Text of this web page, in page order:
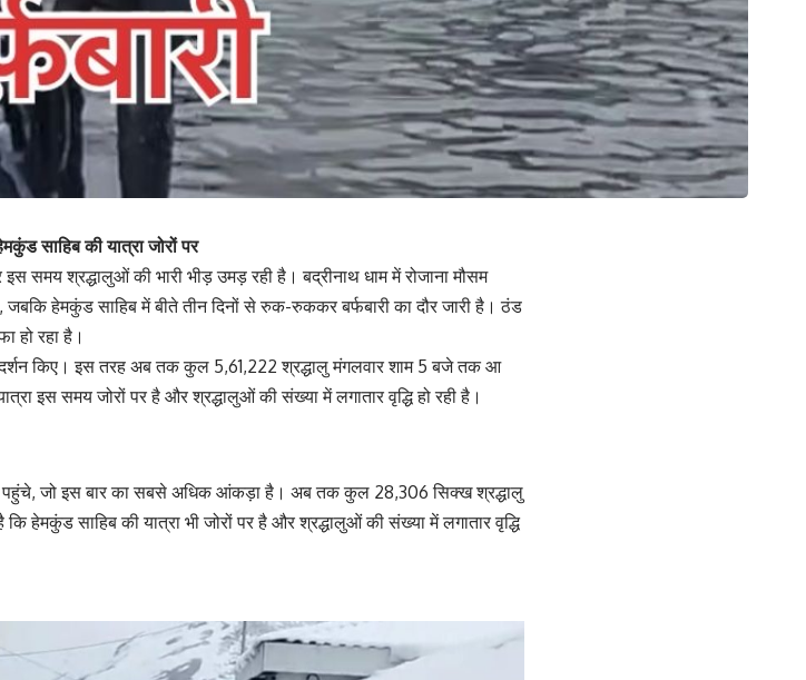
साहिब की यात्रा जोरों पर
समय श्रद्धालुओं की भारी भीड़ उमड़ रही है। बद्रीनाथ धाम में रोजाना मौसम
जबकि हेमकुंड साहिब में बीते तीन दिनों से रुक-रुककर बर्फबारी का दौर जारी है। ठंड
हो रहा है।
किए। इस तरह अब तक कुल 5,61,222 श्रद्धालु मंगलवार शाम 5 बजे तक आ
इस समय जोरों पर है और श्रद्धालुओं की संख्या में लगातार वृद्धि हो रही है।
पहुंचे, जो इस बार का सबसे अधिक आंकड़ा है। अब तक कुल 28,306 सिक्ख श्रद्धालु
हेमकुंड साहिब की यात्रा भी जोरों पर है और श्रद्धालुओं की संख्या में लगातार वृद्धि